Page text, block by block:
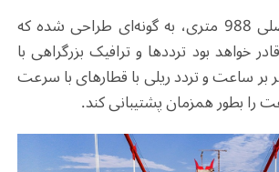
این پل با دهانه اصلی 988 متری، به گونه‌ای طراحی شده که
خواهد بود ترددها و ترافیک بزرگراهی با
کیلومتر بر ساعت و تردد ریلی با قطارهای با سرعت